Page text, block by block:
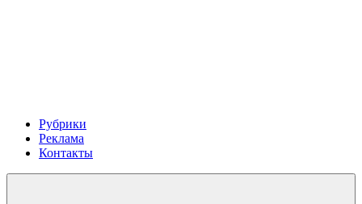
Рубрики
Реклама
Контакты